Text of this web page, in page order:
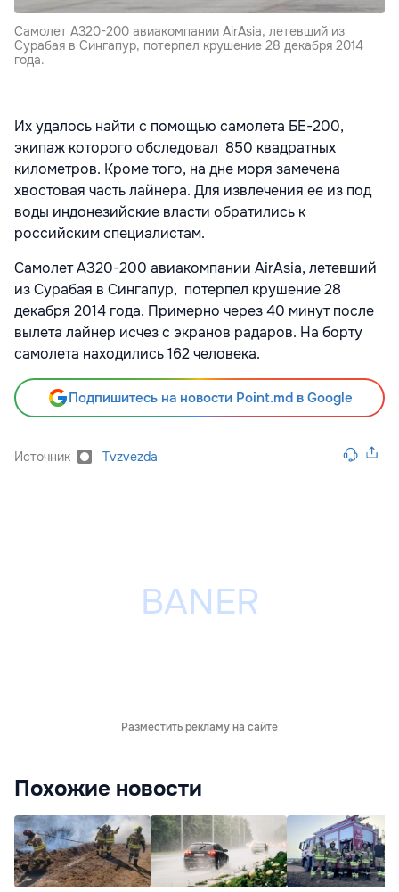
Самолет А320-200 авиакомпании AirAsia, летевший из
Сурабая в Сингапур, потерпел крушение 28 декабря 2014
года.
Их удалось найти с помощью самолета БЕ-200,
экипаж которого обследовал 850 квадратных
километров. Кроме того, на дне моря замечена
хвостовая часть лайнера. Для извлечения ее из под
воды индонезийские власти обратились к
российским специалистам.
Самолет А320-200 авиакомпании AirAsia, летевший
из Сурабая в Сингапур, потерпел крушение 28
декабря 2014 года. Примерно через 40 минут после
вылета лайнер исчез с экранов радаров. На борту
самолета находились 162 человека.
Подпишитесь на новости Point.md в Google
Источник Tvzvezda
Разместить рекламу на сайте
Похожие новости